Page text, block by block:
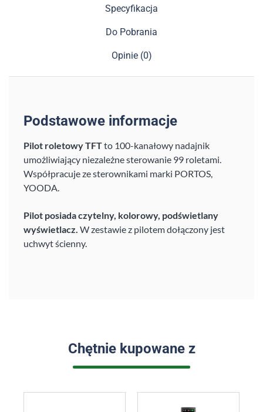
Specyfikacja
Do Pobrania
Opinie (0)
Podstawowe informacje
Pilot roletowy TFTto 100-kanałowy nadajnik
umożliwiający niezależne sterowanie 99 roletami.
Współpracuje ze sterownikami marki PORTOS,
YOODA.
Pilot posiada czytelny, kolorowy, podświetlany
wyświetlacz. W zestawie z pilotem dołączony jest
uchwyt ścienny.
Chętnie kupowane z